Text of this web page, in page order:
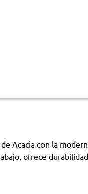
Acacia con la
ofrece